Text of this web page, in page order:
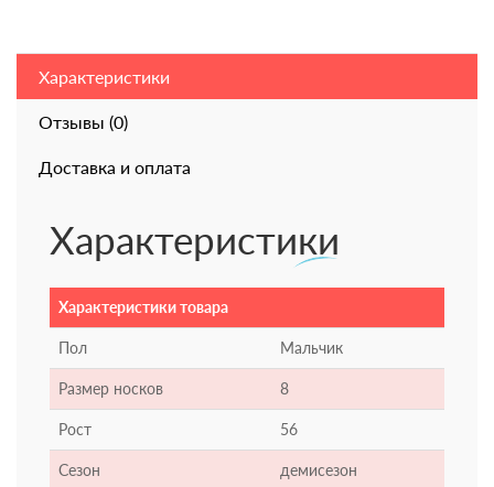
Характеристики
Отзывы (0)
Доставка и оплата
Характеристики
Характеристики товара
Пол Мальчик
Размер носков 8
Рост 56
Сезон демисезон